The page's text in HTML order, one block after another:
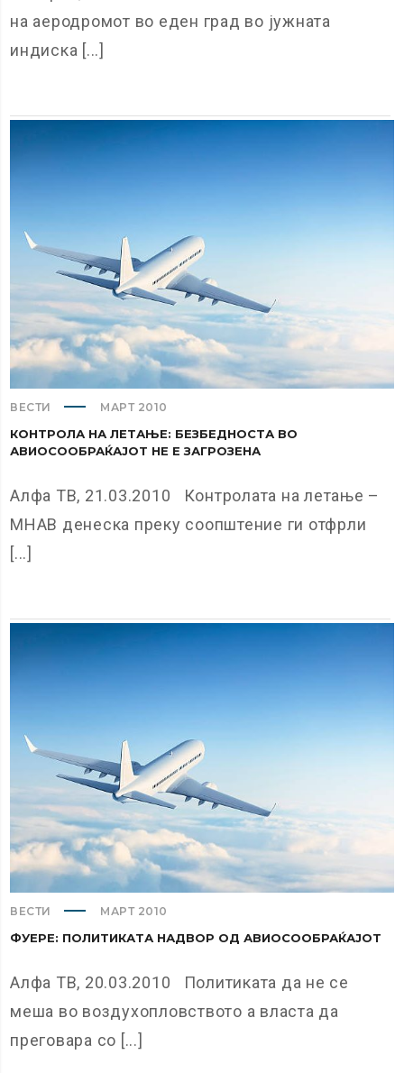
на аеродромот во еден град во јужната
индиска [...]
ВЕСТИ МАРТ 2010
КОНТРОЛА НА ЛЕТАЊЕ: БЕЗБЕДНОСТА ВО
АВИОСООБРАЌАЈОТ НЕ Е ЗАГРОЗЕНА
Алфа ТВ, 21.03.2010 Контролата на летање –
МНАВ денеска преку соопштение ги отфрли
[...]
ВЕСТИ МАРТ 2010
ФУЕРЕ: ПОЛИТИКАТА НАДВОР ОД АВИОСООБРАЌАЈОТ
Алфа ТВ, 20.03.2010 Политиката да не се
меша во воздухопловството а власта да
преговара со [...]